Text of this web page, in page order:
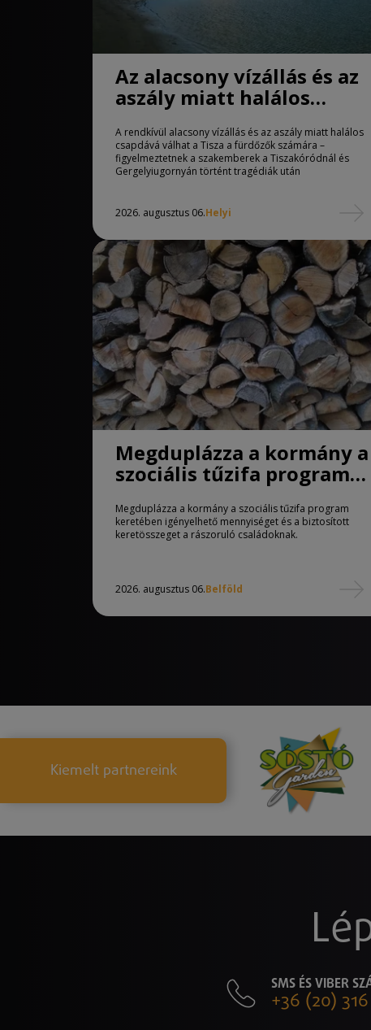
Az alacsony vízállás és az
aszály miatt halálos
csapdává válhat a Tisza
A rendkívül alacsony vízállás és az aszály miatt halálos
csapdává válhat a Tisza a fürdőzők számára –
figyelmeztetnek a szakemberek a Tiszakóródnál és
Gergelyiugornyán történt tragédiák után
2026. augusztus 06.Helyi
Megduplázza a kormány a
szociális tűzifa program
keretében igényelhető
mennyiséget
Megduplázza a kormány a szociális tűzifa program
keretében igényelhető mennyiséget és a biztosított
keretösszeget a rászoruló családoknak.
2026. augusztus 06.Belföld
Kiemelt partnereink
SMS ÉS VIBER
+36 (20)